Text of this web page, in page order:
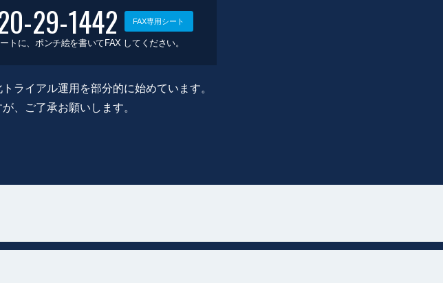
29-1442 FAX専用シート
トに、ポンチ絵を書いてFAX してください。
ライアル運用を部分的に始めています。
、ご了承お願いします。